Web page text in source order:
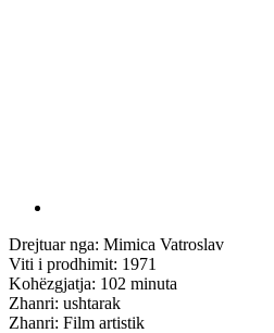
Drejtuar nga: Mimica Vatroslav
Viti i prodhimit: 1971
Kohëzgjatja: 102 minuta
Zhanri: ushtarak
Zhanri: Film artistik